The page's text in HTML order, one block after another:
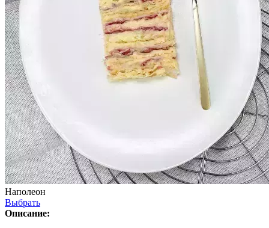
Наполеон
Выбрать
Описание: